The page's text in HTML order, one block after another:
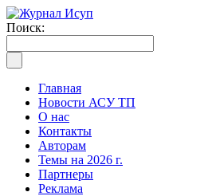
Поиск:
Главная
Новости АСУ ТП
О нас
Контакты
Авторам
Темы на 2026 г.
Партнеры
Реклама